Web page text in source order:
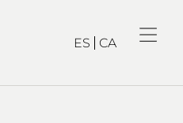
ES CA